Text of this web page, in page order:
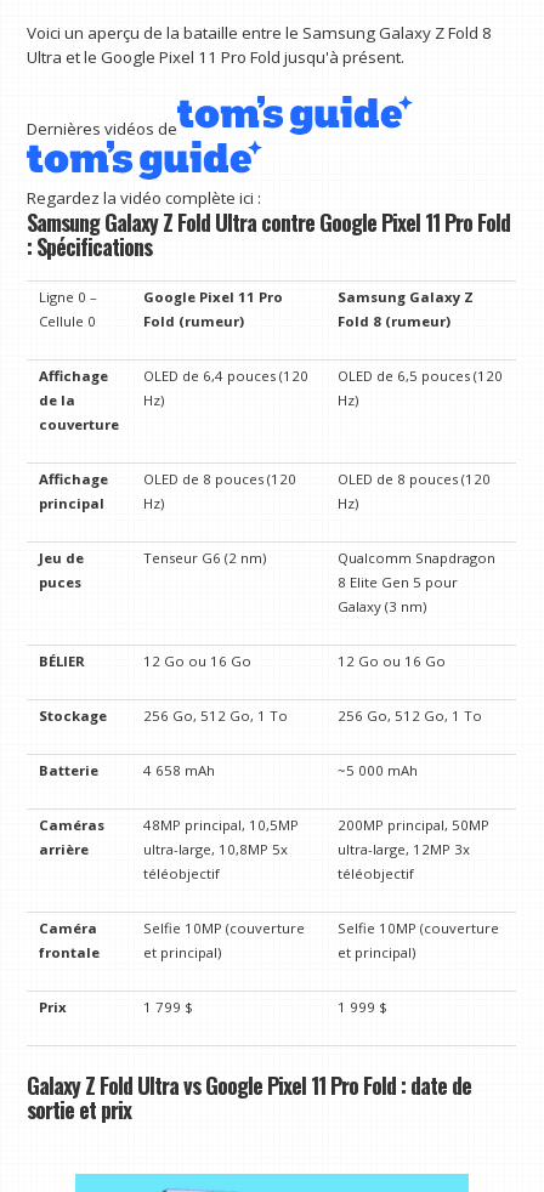
Voici un aperçu de la bataille entre le Samsung Galaxy Z Fold 8
Ultra et le Google Pixel 11 Pro Fold jusqu'à présent.
Dernières vidéos de
Regardez la vidéo complète ici :
Samsung Galaxy Z Fold Ultra contre Google Pixel 11 Pro Fold
: Spécifications
Ligne 0 –
Cellule 0
Google Pixel 11 Pro
Fold (rumeur)
Samsung Galaxy Z
Fold 8 (rumeur)
Affichage
de la
couverture
OLED de 6,4 pouces (120
Hz)
OLED de 6,5 pouces (120
Hz)
Affichage
principal
OLED de 8 pouces (120
Hz)
OLED de 8 pouces (120
Hz)
Jeu de
puces
Tenseur G6 (2 nm)
Qualcomm Snapdragon
8 Elite Gen 5 pour
Galaxy (3 nm)
BÉLIER 12 Go ou 16 Go 12 Go ou 16 Go
Stockage 256 Go, 512 Go, 1 To 256 Go, 512 Go, 1 To
Batterie 4 658 mAh ~5 000 mAh
Caméras
arrière
48MP principal, 10,5MP
ultra-large, 10,8MP 5x
téléobjectif
200MP principal, 50MP
ultra-large, 12MP 3x
téléobjectif
Caméra
frontale
Selfie 10MP (couverture
et principal)
Selfie 10MP (couverture
et principal)
Prix 1 799 $ 1 999 $
Galaxy Z Fold Ultra vs Google Pixel 11 Pro Fold : date de
sortie et prix